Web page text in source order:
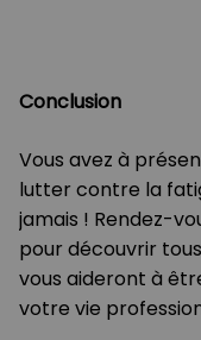
Conclusion
Vous avez à
lutter contre la
jamais ! Rendez-
pour découvrir
vous aideront à
votre vie